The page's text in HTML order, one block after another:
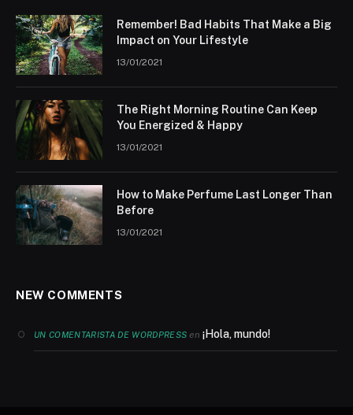
Remember! Bad Habits That Make a Big
Impact on Your Lifestyle
13/01/2021
The Right Morning Routine Can Keep
You Energized & Happy
13/01/2021
How to Make Perfume Last Longer Than
Before
13/01/2021
NEW COMMENTS
UN COMENTARISTA DE WORDPRESS en¡Hola, mundo!